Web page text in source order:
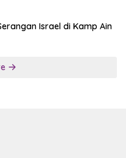
Israel di Kamp Ain